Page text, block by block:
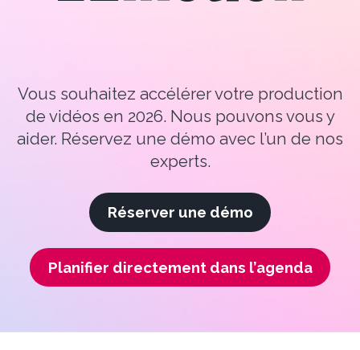
Vous souhaitez accélérer votre production
de vidéos en 2026. Nous pouvons vous y
aider. Réservez une démo avec l’un de nos
experts.
Réserver une démo
Planifier directement dans l’agenda